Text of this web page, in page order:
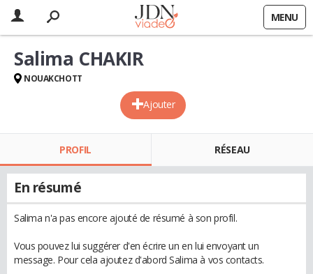
MENU
Ajouter
Salima CHAKIR
NOUAKCHOTT
PROFIL RÉSEAU
En résumé
Salima n'a pas encore ajouté de résumé à son profil.
Vous pouvez lui suggérer d'en écrire un en lui envoyant un
message. Pour cela ajoutez d'abord Salima à vos contacts.